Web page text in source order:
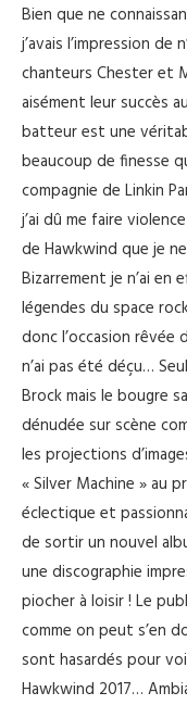
Bien que ne
j’avais l’impression
chanteurs Chester et
aisément leur succès
batteur est une
beaucoup de finesse
compagnie de Linkin
j’ai dû me faire
de Hawkwind que je
Bizarrement je n’ai en
légendes du space
donc l’occasion rêvée
n’ai pas été déçu…
Brock mais le bougre
dénudée sur scène
les projections
« Silver Machine » au
éclectique et
de sortir un nouvel
une discographie
piocher à loisir ! Le
comme on peut s’en
sont hasardés pour
Hawkwind 2017…